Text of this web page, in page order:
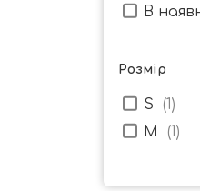
В
Розмір
S (1)
M
(1)